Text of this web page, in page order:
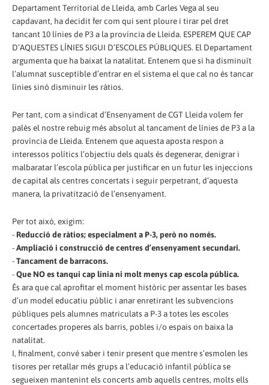
Departament Territorial de Lleida, amb Carles Vega al seu
capdavant, ha decidit fer com qui sent ploure i tirar pel dret
tancant 10 línies de P3 a la província de Lleida. ESPEREM QUE CAP
D’AQUESTES LÍNIES SIGUI D’ESCOLES PÚBLIQUES. El Departament
argumenta que ha baixat la natalitat. Entenem que si ha disminuït
l’alumnat susceptible d’entrar en el sistema el que cal no és tancar
línies sinó disminuir les ràtios.
Per tant, com a sindicat d’Ensenyament de CGT Lleida volem fer
palès el nostre rebuig més absolut al tancament de línies de P3 a la
província de Lleida. Entenem que aquesta aposta respon a
interessos polítics l’objectiu dels quals és degenerar, denigrar i
malbaratar l’escola pública per justificar en un futur les injeccions
de capital als centres concertats i seguir perpetrant, d’aquesta
manera, la privatització de l’ensenyament.
Per tot això, exigim:
- Reducció de ràtios; especialment a P-3, però no només.
-Ampliació i construcció de centres d’ensenyament secundari.
-Tancament de barracons.
-Que NO es tanqui cap línia ni molt menys cap escola pública.
És ara que cal aprofitar el moment històric per assentar les bases
d’un model educatiu públic i anar enretirant les subvencions
públiques pels alumnes matriculats a P-3 a totes les escoles
concertades properes als barris, pobles i/o espais on baixa la
natalitat.
I, finalment, convé saber i tenir present que mentre s’esmolen les
tisores per retallar més grups a l’educació infantil pública se
segueixen mantenint els concerts amb aquells centres, molts ells